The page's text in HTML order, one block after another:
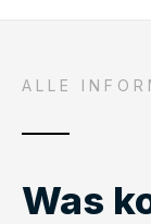
ALLE
Was